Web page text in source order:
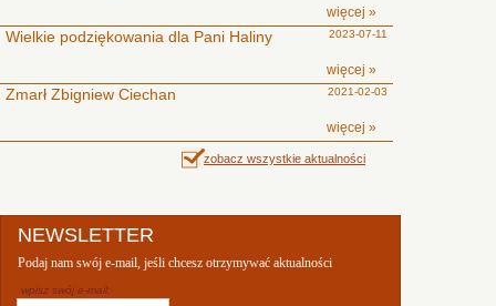
więcej »
Wielkie podziękowania dla Pani Haliny 2023-07-11
więcej »
Zmarł Zbigniew Ciechan 2021-02-03
więcej »
zobacz wszystkie aktualności
NEWSLETTER
Podaj nam swój e-mail, jeśli chcesz otrzymywać aktualności
wpisz swój e-mail: